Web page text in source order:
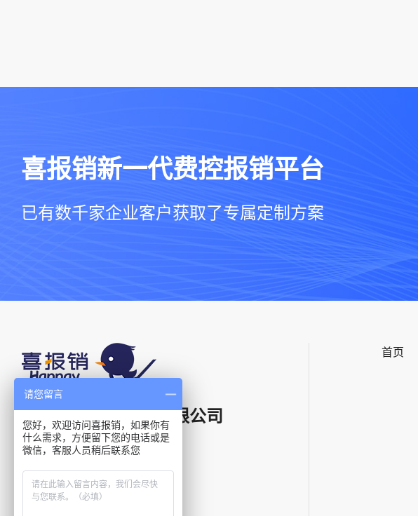
喜报销新一代费控报销平台
已有数千家企业客户获取了专属定制方案
上海星汉信息技术有限公司
电话：400-021-5799
首页
请您留言
您好，欢迎访问喜报销，如果你有
什么需求，方便留下您的电话或是
微信，客服人员稍后联系您